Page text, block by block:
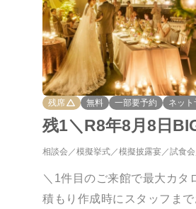
残席 無料 一部要予約 ネッ
残1＼R8年8月8日
相談会 模擬挙式 模擬披露宴 試食会
＼1件目のご来館で最大カタ
積もり作成時にスタッフまで